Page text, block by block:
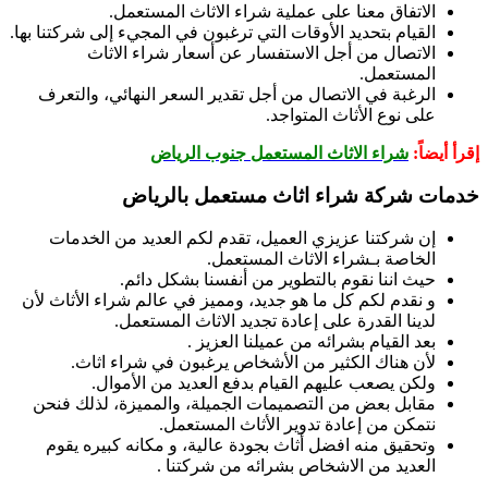
الاتفاق معنا على عملية شراء الاثاث المستعمل.
القيام بتحديد الأوقات التي ترغبون في المجيء إلى شركتنا بها.
الاتصال من أجل الاستفسار عن أسعار شراء الاثاث
المستعمل.
الرغبة في الاتصال من أجل تقدير السعر النهائي، والتعرف
على نوع الأثاث المتواجد.
إقرأ أيضاً: شراء الاثاث المستعمل جنوب الرياض
خدمات شركة شراء اثاث مستعمل بالرياض
إن شركتنا عزيزي العميل، تقدم لكم العديد من الخدمات
الخاصة بـشراء الاثاث المستعمل.
حيث اننا نقوم بالتطوير من أنفسنا بشكل دائم.
و نقدم لكم كل ما هو جديد، ومميز في عالم شراء الأثاث لأن
لدينا القدرة على إعادة تجديد الاثاث المستعمل.
بعد القيام بشرائه من عميلنا العزيز .
لأن هناك الكثير من الأشخاص يرغبون في شراء اثاث.
ولكن يصعب عليهم القيام بدفع العديد من الأموال.
مقابل بعض من التصميمات الجميلة، والمميزة، لذلك فنحن
نتمكن من إعادة تدوير الأثاث المستعمل.
وتحقيق منه افضل أثاث بجودة عالية، و مكانه كبيره يقوم
العديد من الاشخاص بشرائه من شركتنا .